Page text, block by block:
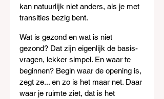
kan natuurlijk niet anders, als je met
transities bezig bent.
Wat is gezond en wat is niet
gezond? Dat zijn eigenlijk de basis-
vragen, lekker simpel. En waar te
beginnen? Begin waar de opening is,
zegt ze... en zo is het maar net. Daar
waar je ruimte ziet, dat is het